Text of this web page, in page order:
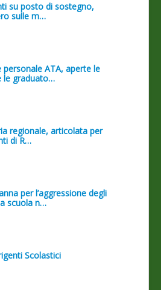
su posto di sostegno,
sulle m…
ATA, aperte le
le graduato…
regionale, articolata per
di R…
per l’aggressione degli
scuola n…
Scolastici